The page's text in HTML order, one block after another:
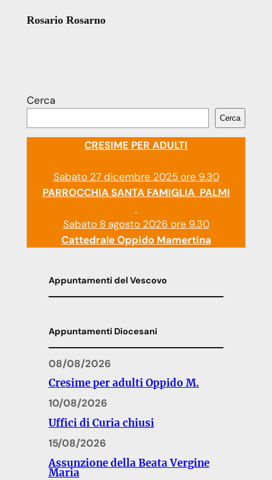
Rosario Rosarno
Cerca
Cerca
CRESIME PER ADULTI
Sabato 27 dicembre 2025 ore 9.30
PARROCCHIA SANTA FAMIGLIA PALMI
Sabato 8 agosto 2026 ore 9.30
Cattedrale Oppido Mamertina
Appuntamenti del Vescovo
Appuntamenti Diocesani
08/08/2026
Cresime per adulti Oppido M.
10/08/2026
Uffici di Curia chiusi
15/08/2026
Assunzione della Beata Vergine
Maria